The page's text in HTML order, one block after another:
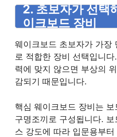
2. 초보자가 선택
이크보드 장비
웨이크보드 초보자가 가장
로 적합한 장비 선택입니
력에 맞지 않으면 부상의
감되기 때문입니다.
핵심 웨이크보드 장비는
구명조끼로 구성됩니다.
스 강도에 따라 입문용부